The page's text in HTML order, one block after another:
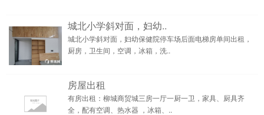
城北小学斜对面，妇幼..
城北小学斜对面，妇幼保健院停车场后面电梯房单间出租，
厨房，卫生间，空调，冰箱，洗..
房屋出租
有房出租：柳城商贸城三房一厅一厨一卫，家具、厨具齐
全，配有空调、热水器 ，冰箱、..